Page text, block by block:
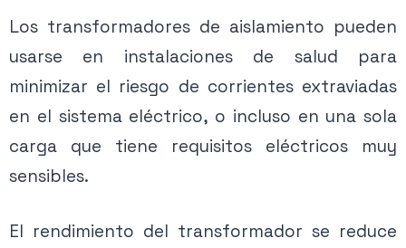
Los transformadores de aislamiento pueden
usarse en instalaciones de salud para
minimizar el riesgo de corrientes extraviadas
en el sistema eléctrico, o incluso en una sola
carga que tiene requisitos eléctricos muy
sensibles.
El rendimiento del transformador se reduce